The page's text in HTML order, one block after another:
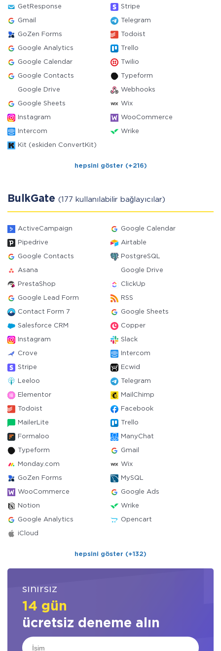
GetResponse Stripe
Gmail Telegram
GoZen Forms Todoist
Google Analytics Trello
Google Calendar Twilio
Google Contacts Typeform
Google Drive Webhooks
Google Sheets Wix
Instagram WooCommerce
Intercom Wrike
Kit (eskiden ConvertKit)
hepsini göster (+216)
BulkGate (177 kullanılabilir bağlayıcılar)
ActiveCampaign Google Calendar
Pipedrive Airtable
Google Contacts PostgreSQL
Asana Google Drive
PrestaShop ClickUp
Google Lead Form RSS
Contact Form 7 Google Sheets
Salesforce CRM Copper
Instagram Slack
Crove Intercom
Stripe Ecwid
Leeloo Telegram
Elementor MailChimp
Todoist Facebook
MailerLite Trello
Formaloo ManyChat
Typeform Gmail
Monday.com Wix
GoZen Forms MySQL
WooCommerce Google Ads
Notion Wrike
Google Analytics Opencart
iCloud
hepsini göster (+132)
sınırsız
14 gün
ücretsiz deneme alın